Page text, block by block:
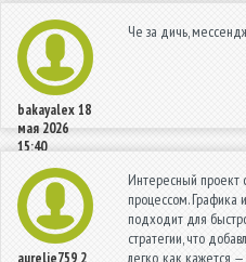
bakayalex18
мая 2026
15:40
Че за дичь,
Интересный проект
процессом. Графика
подходит для
стратегии, что
легко, как кажется